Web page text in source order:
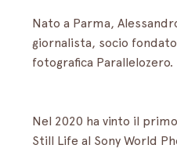
Nato a Parma,
giornalista, socio
fotografica Parallelozero.
Nel 2020 ha vinto il
Still Life al Sony World